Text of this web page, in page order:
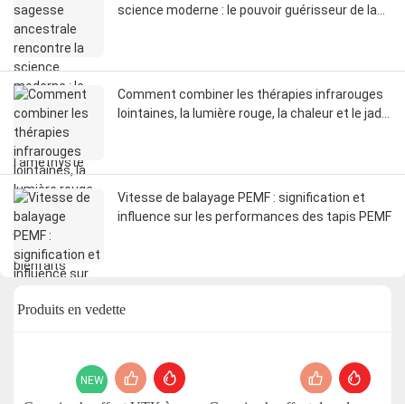
science moderne : le pouvoir guérisseur de la
Comment combiner les thérapies infrarouges
lointaines, la lumière rouge, la chaleur et le jade
Vitesse de balayage PEMF : signification et
influence sur les performances des tapis PEMF
Produits en vedette
NEW